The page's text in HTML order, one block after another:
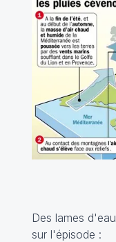
Des lames
sur l'épisode :